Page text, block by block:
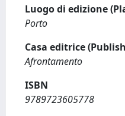
Luogo di edizione
Porto
Casa editrice
Afrontamento
ISBN
9789723605778